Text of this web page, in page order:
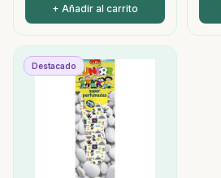
+ Añadir al carrito
Destacado